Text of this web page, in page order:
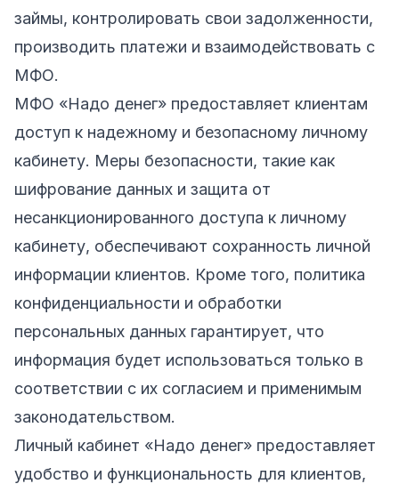
займы, контролировать свои задолженности,
производить платежи и взаимодействовать с
МФО.
МФО «Надо денег» предоставляет клиентам
доступ к надежному и безопасному личному
кабинету. Меры безопасности, такие как
шифрование данных и защита от
несанкционированного доступа к личному
кабинету, обеспечивают сохранность личной
информации клиентов. Кроме того, политика
конфиденциальности и обработки
персональных данных гарантирует, что
информация будет использоваться только в
соответствии с их согласием и применимым
законодательством.
Личный кабинет «Надо денег» предоставляет
удобство и функциональность для клиентов,